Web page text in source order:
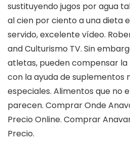
sustituyendo jugos por agua
al cien por ciento a una dieta
servido, excelente vídeo.
and Culturismo TV. Sin
atletas, pueden compensar
con la ayuda de suplementos
especiales. Alimentos que no
parecen. Comprar Onde
Precio Online. Comprar
Precio.